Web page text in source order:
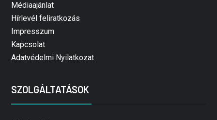
Médiaajánlat
Hírlevél feliratkozás
Impresszum
Kapcsolat
Adatvédelmi Nyilatkozat
SZOLGÁLTATÁSOK